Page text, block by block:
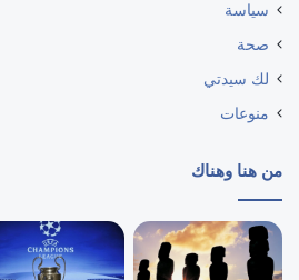
سياسة
صحة
لك سيدتي
منوعات
من هنا وهناك